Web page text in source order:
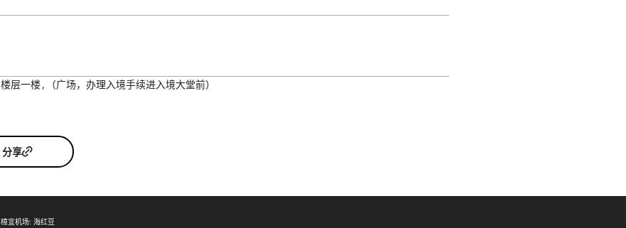
楼层一楼
（广场，办理入境手续进入境大堂前）
分享
樟宜机场: 海红豆